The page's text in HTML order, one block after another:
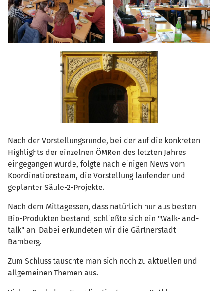
Nach der Vorstellungsrunde, bei der auf die konkreten
Highlights der einzelnen ÖMRen des letzten Jahres
eingegangen wurde, folgte nach einigen News vom
Koordinationsteam, die Vorstellung laufender und
geplanter Säule-2-Projekte.
Nach dem Mittagessen, dass natürlich nur aus besten
Bio-Produkten bestand, schließte sich ein "Walk- and-
talk" an. Dabei erkundeten wir die Gärtnerstadt
Bamberg.
Zum Schluss tauschte man sich noch zu aktuellen und
allgemeinen Themen aus.